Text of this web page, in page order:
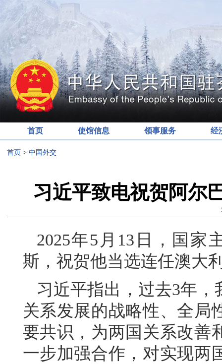
首页 使馆信息 领事服务 经
首页 > 中国外交
习近平致电祝贺阿尔
2025年5月13日，国家
斯，祝贺他当选连任澳大
习近平指出，过去3年
关系发展的战略性、全局
要共识，为两国关系改善
一步加强合作，对实现两